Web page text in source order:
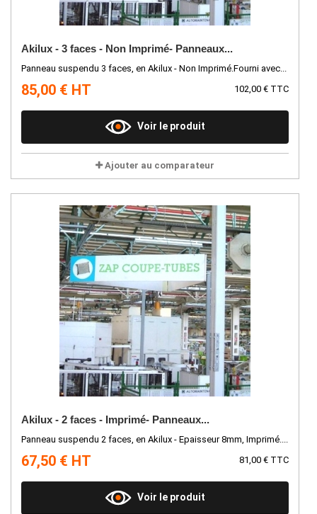
Akilux - 3 faces - Non Imprimé- Panneaux...
Panneau suspendu 3 faces, en Akilux - Non Imprimé.Fourni avec...
85,00 € HT 102,00 € TTC
Voir le produit
Ajouter au comparateur
Akilux - 2 faces - Imprimé- Panneaux...
Panneau suspendu 2 faces, en Akilux - Epaisseur 8mm, Imprimé....
67,50 € HT 81,00 € TTC
Voir le produit